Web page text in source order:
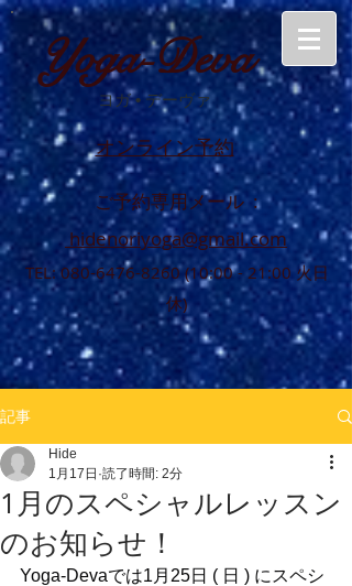
Yoga-Deva
ヨガ• デーヴァ
オンライン予約
ご予約専用メール :
hidenoriyoga@gmail.com
TEL:080-6476-8260 (10:00 - 21:00 火日
休)
記事
1月のスペシャルレッスン
のお知らせ！
Hide
1月17日 読了時間: 2分
Yoga-Devaでは1月25日 ( 日 ) にスペシ